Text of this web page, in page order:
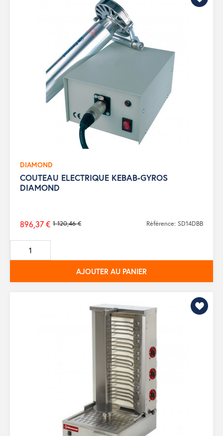
DIAMOND
COUTEAU ELECTRIQUE KEBAB-GYROS
DIAMOND
Prix
de
base
1 120,46 €
896,37 € Référence: SD14DBB
AJOUTER AU PANIER